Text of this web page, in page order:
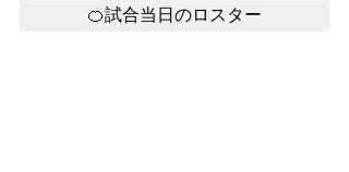
🍊試合当日のロスター